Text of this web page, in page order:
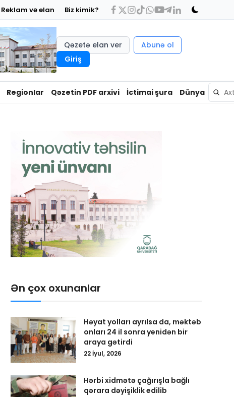
Reklam və elan Biz kimik?
Qəzetə elan ver
Abunə ol
Giriş
Regionlar Qəzetin PDF arxivi İctimai şura Dünya
Ən çox oxunanlar
Həyat yolları ayrılsa da, məktəb
onları 24 il sonra yenidən bir
araya gətirdi
22 İyul, 2026
Hərbi xidmətə çağırışla bağlı
qərara dəyişiklik edilib